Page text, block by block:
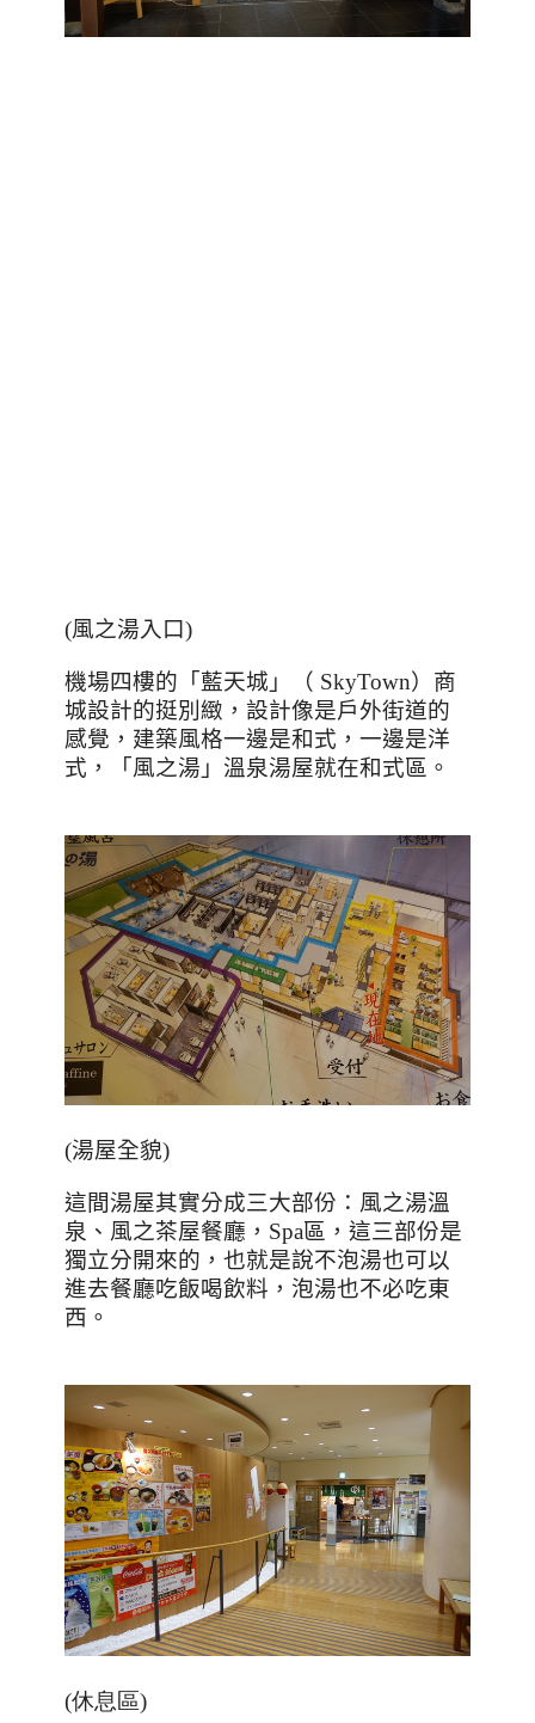
(風之湯入口)
機場四樓的「藍天城」（ SkyTown）商
城設計的挺別緻，設計像是戶外街道的
感覺，建築風格一邊是和式，一邊是洋
式，「風之湯」溫泉湯屋就在和式區。
(湯屋全貌)
這間湯屋其實分成三大部份：風之湯溫
泉、風之茶屋餐廳， Spa區，這三部份是
獨立分開來的，也就是說不泡湯也可以
進去餐廳吃飯喝飲料，泡湯也不必吃東
西。
(休息區)